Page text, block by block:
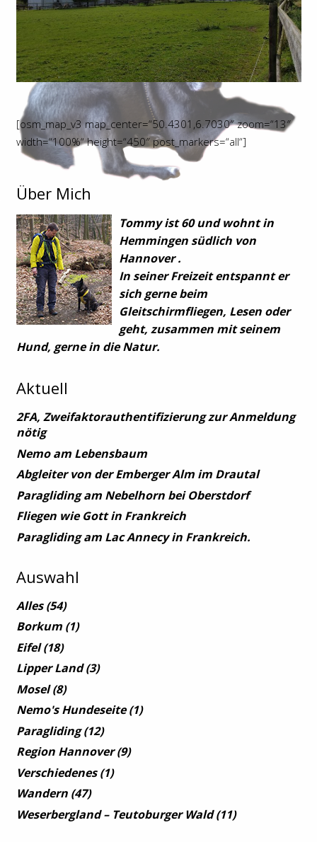
[osm_map_v3 map_center=“50.4301,6.7030″ zoom=“13″
width=“100%“ height=“450″ post_markers=“all“]
Über Mich
Tommy ist 60 und wohnt in
Hemmingen südlich von
Hannover .
In seiner Freizeit entspannt er
sich gerne beim
Gleitschirmfliegen, Lesen oder
geht, zusammen mit seinem
Hund, gerne in die Natur.
Aktuell
2FA, Zweifaktorauthentifizierung zur Anmeldung
nötig
Nemo am Lebensbaum
Abgleiter von der Emberger Alm im Drautal
Paragliding am Nebelhorn bei Oberstdorf
Fliegen wie Gott in Frankreich
Paragliding am Lac Annecy in Frankreich.
Auswahl
Alles(54)
Borkum(1)
Eifel(18)
Lipper Land(3)
Mosel(8)
Nemo's Hundeseite(1)
Paragliding(12)
Region Hannover(9)
Verschiedenes(1)
Wandern(47)
Weserbergland – Teutoburger Wald(11)